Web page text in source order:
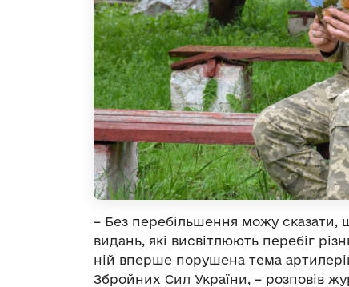
– Без перебільшення можу сказати,
видань, які висвітлюють перебіг
ній вперше порушена тема
Збройних Сил України, – розповів